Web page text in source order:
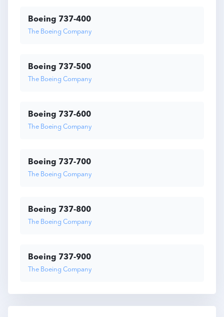
Boeing 737-400
The Boeing Company
Boeing 737-500
The Boeing Company
Boeing 737-600
The Boeing Company
Boeing 737-700
The Boeing Company
Boeing 737-800
The Boeing Company
Boeing 737-900
The Boeing Company